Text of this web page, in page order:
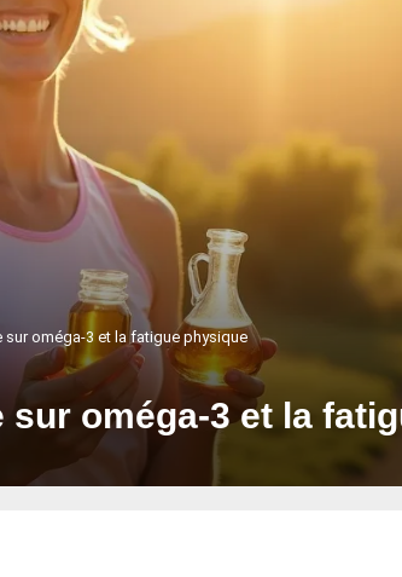
sur oméga-3 et la fatigue physique
sur oméga-3 et la